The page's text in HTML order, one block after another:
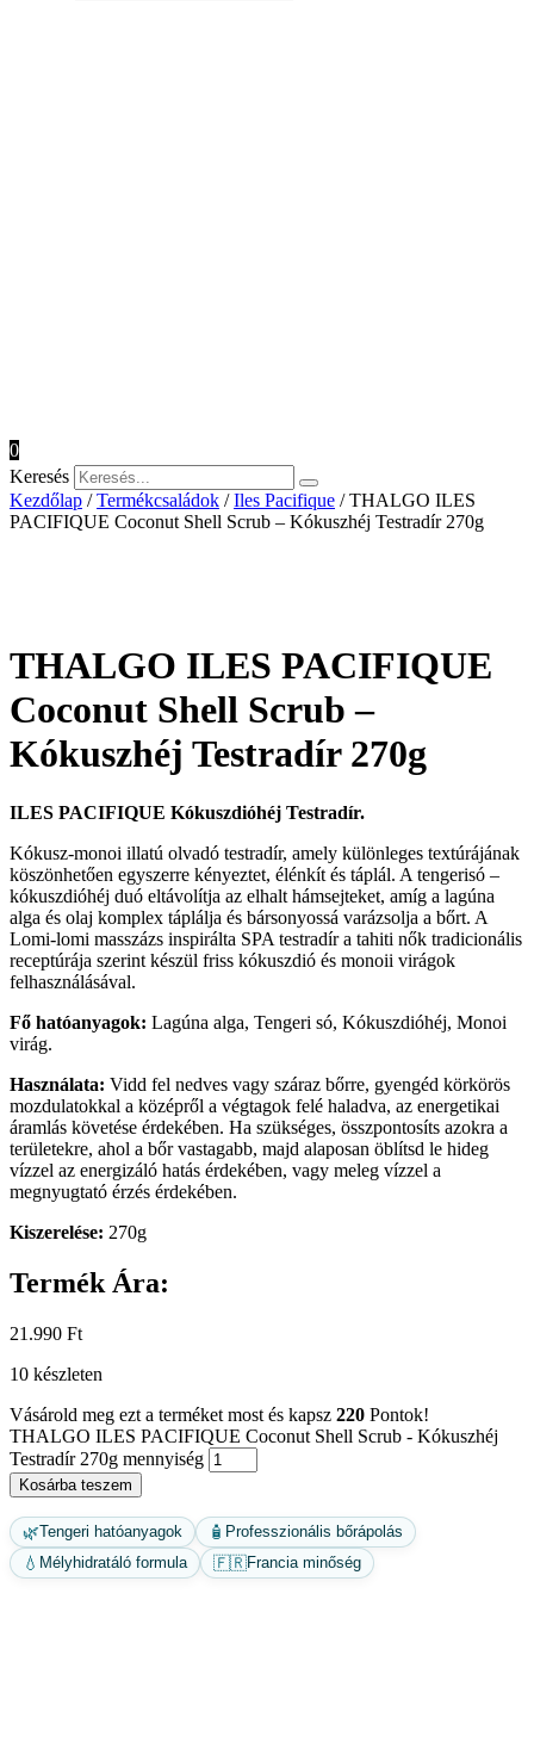
0
Keresés
Kezdőlap /Termékcsaládok /Iles Pacifique / THALGO ILES
PACIFIQUE Coconut Shell Scrub – Kókuszhéj Testradír 270g
THALGO ILES PACIFIQUE
Coconut Shell Scrub –
Kókuszhéj Testradír 270g
ILES PACIFIQUE Kókuszdióhéj Testradír.
Kókusz-monoi illatú olvadó testradír, amely különleges textúrájának
köszönhetően egyszerre kényeztet, élénkít és táplál. A tengerisó –
kókuszdióhéj duó eltávolítja az elhalt hámsejteket, amíg a lagúna
alga és olaj komplex táplálja és bársonyossá varázsolja a bőrt. A
Lomi-lomi masszázs inspirálta SPA testradír a tahiti nők tradicionális
receptúrája szerint készül friss kókuszdió és monoii virágok
felhasználásával.
Fő hatóanyagok: Lagúna alga, Tengeri só, Kókuszdióhéj, Monoi
virág.
Használata: Vidd fel nedves vagy száraz bőrre, gyengéd körkörös
mozdulatokkal a középről a végtagok felé haladva, az energetikai
áramlás követése érdekében. Ha szükséges, összpontosíts azokra a
területekre, ahol a bőr vastagabb, majd alaposan öblítsd le hideg
vízzel az energizáló hatás érdekében, vagy meleg vízzel a
megnyugtató érzés érdekében.
Kiszerelése: 270g
Termék Ára:
21.990 Ft
10 készleten
Vásárold meg ezt a terméket most és kapsz 220 Pontok!
THALGO ILES PACIFIQUE Coconut Shell Scrub - Kókuszhéj
Testradír 270g mennyiség
Kosárba teszem
🌿Tengeri hatóanyagok 🧴 Professzionális bőrápolás
💧 Mélyhidratáló formula 🇫🇷Francia minőség